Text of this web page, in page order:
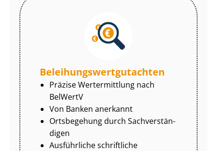
Be­lei­hungs­wert­gut­ach­ten
Präzise Wertermittlung nach
BelWertV
Von Banken anerkannt
Ortsbegehung durch Sach­ver­stän­
di­gen
Ausführliche schriftliche